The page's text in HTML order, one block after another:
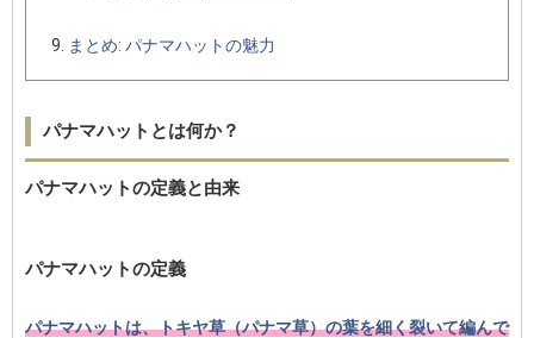
まとめ: パナマハットの魅力
パナマハットとは何か？
パナマハットの定義と由来
パナマハットの定義
パナマハットは、トキヤ草（パナマ草）の葉を細く裂いて編んで